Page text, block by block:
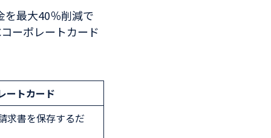
を最大40％削減で
ーポレートカード
ートカード
求書を保存するだ